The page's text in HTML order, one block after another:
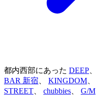
都内西部にあった DEEP、
BAR 新宿、 KINGDOM、
STREET、 chubbies、 G/M